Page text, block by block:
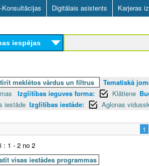
Skip
to
main
content
Konsultācijas Digitālais asistents Karjeras
iespējas
meklētos vārdus un filtrus Tematiskā
Izglītības ieguves forma: Klātiene
iestāde Izglītības iestāde: Aglonas
1
: 1 - 2 no 2
visas iestādes programmas